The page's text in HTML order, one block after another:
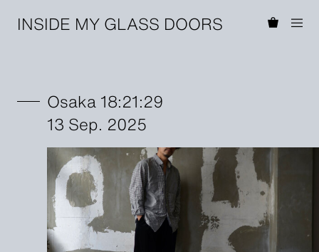
INSIDE MY GLASS DOORS
Osaka 18:21:29
13 Sep. 2025